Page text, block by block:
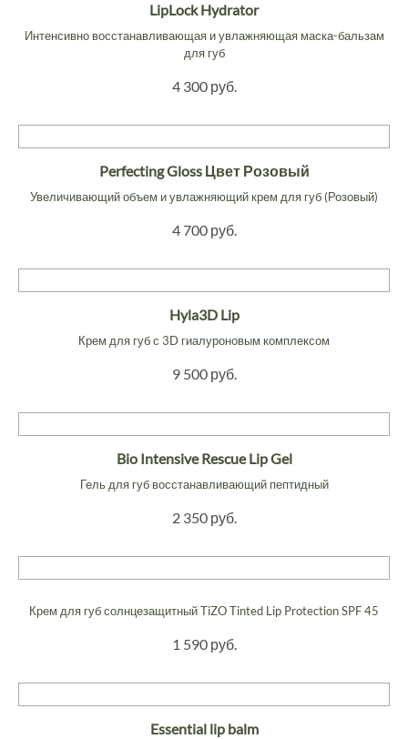
LipLock Hydrator
Интенсивно восстанавливающая и увлажняющая маска-бальзам
для губ
4 300 руб.
Perfecting Gloss Цвет Розовый
Увеличивающий объем и увлажняющий крем для губ (Розовый)
4 700 руб.
Hyla3D Lip
Крем для губ с 3D гиалуроновым комплексом
9 500 руб.
Bio Intensive Rescue Lip Gel
Гель для губ восстанавливающий пептидный
2 350 руб.
Крем для губ солнцезащитный TiZO Tinted Lip Protection SPF 45
1 590 руб.
Essential lip balm